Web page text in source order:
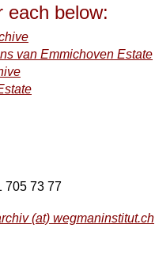
each below:
van Emmichoven Estate
705 73 77
(at) wegmaninstitut.ch